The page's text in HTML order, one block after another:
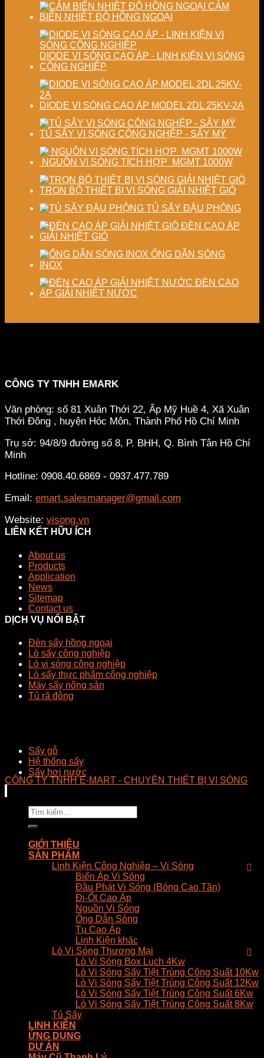
chất
lượng
phẩm
lượng
sấy
nghiệp
CẢM
BIẾN NHIỆT ĐỘ HỒNG NGOẠI
DIODE VI SÓNG CAO ÁP - LINH KIỆN VI SÓNG
CÔNG NGHIỆP
DIODE VI SÓNG CAO ÁP MODEL 2DL 25KV-2A
TỦ SẤY VI SÓNG CÔNG NGHỆP - SẤY MỲ
NGUỒN VI SÓNG TÍCH HỢP MGMT 1000W
TRỌN BỘ THIẾT BỊ VI SÓNG GIẢI NHIỆT GIÓ
TỦ SẤY ĐẬU PHỘNG
ĐÈN CAO ÁP
GIẢI NHIỆT GIÓ
ỐNG DẪN SÓNG
INOX
ĐÈN CAO
ÁP GIẢI NHIỆT NƯỚC
CÔNG TY TNHH EMARK
Văn phòng: số 81 Xuân Thới 22, Ấp Mỹ Huề 4, Xã Xuân
Thới Đông , huyện Hóc Môn, Thành Phố Hồ Chí Minh
Trụ sở: 94/8/9 đường số 8, P. BHH, Q. Bình Tân Hồ Chí
Minh
Hotline: 0908.40.6869 - 0937.477.789
Email: emart.salesmanager@gmail.com
Website: visong.vn
LIÊN KẾT HỮU ÍCH
About us
Products
Application
News
Sitemap
Contact us
DỊCH VỤ NỔI BẬT
Đèn sấy hồng ngoại
Lò sấy công nghiệp
Lò vi sóng công nghiệp
Lò sấy thực phẩm công nghiệp
Máy sấy nông sản
Tủ rã đông
Sấy gỗ
Hệ thống sấy
Sấy hơi nước
CÔNG TY TNHH E-MART - CHUYÊN THIẾT BỊ VI SÓNG
Tìm
kiếm:
GIỚI THIỆU
SẢN PHẨM
Linh Kiện Công Nghiệp – Vi Sóng
Biến Áp Vi Sóng
Đầu Phát Vi Sóng (Bóng Cao Tần)
Đi-Ốt Cao Áp
Nguồn Vi Sóng
Ống Dẫn Sóng
Tụ Cao Áp
Linh Kiện khác
Lò Vi Sóng Thương Mại
Lò Vi Sóng Box Luch 4Kw
Lò Vi Sóng Sấy Tiệt Trùng Công Suất 10Kw
Lò Vi Sóng Sấy Tiệt Trùng Công Suất 12Kw
Lò Vi Sóng Sấy Tiệt Trùng Công Suất 6Kw
Lò Vi Sóng Sấy Tiệt Trùng Công Suất 8Kw
Tủ Sấy
LINH KIỆN
ỨNG DỤNG
DỰ ÁN